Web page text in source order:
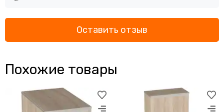
Оставить отзыв
Похожие товары